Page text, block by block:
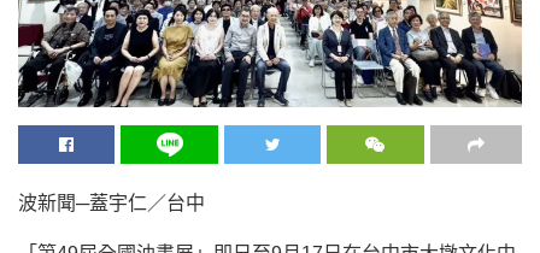
波新聞─蓋宇仁／台中